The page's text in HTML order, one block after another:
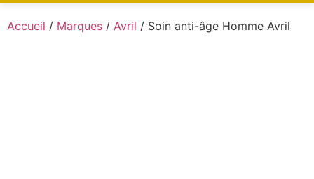
Accueil / Marques / Avril / Soin anti-âge Homme Avril